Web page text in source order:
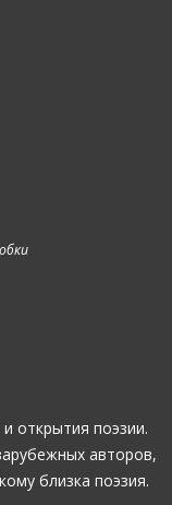
открытия поэзии.
авторов,
близка поэзия.